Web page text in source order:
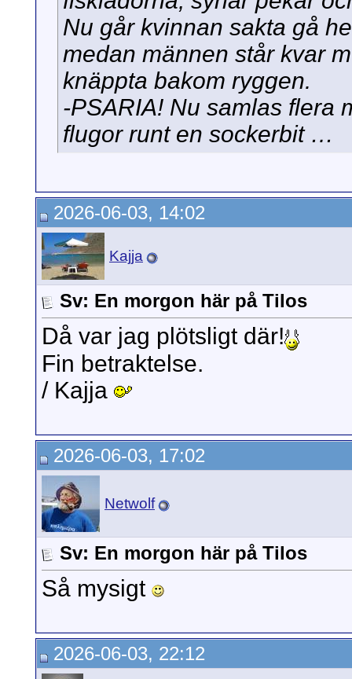
Nu går kvinnan sakta gå
medan männen står kvar
knäppta bakom ryggen.
-PSARIA! Nu samlas flera
flugor runt en sockerbit …
2026-06-03, 14:02
Kajja
Sv: En morgon här på Tilos
Då var jag plötsligt där!
Fin betraktelse.
/ Kajja
2026-06-03, 17:02
Netwolf
Sv: En morgon här på Tilos
Så mysigt
2026-06-03, 22:12